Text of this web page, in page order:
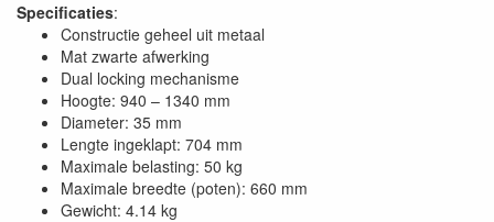
Specificaties:
Constructie geheel uit metaal
Mat zwarte afwerking
Dual locking mechanisme
Hoogte: 940 – 1340 mm
Diameter: 35 mm
Lengte ingeklapt: 704 mm
Maximale belasting: 50 kg
Maximale breedte (poten): 660 mm
Gewicht: 4.14 kg